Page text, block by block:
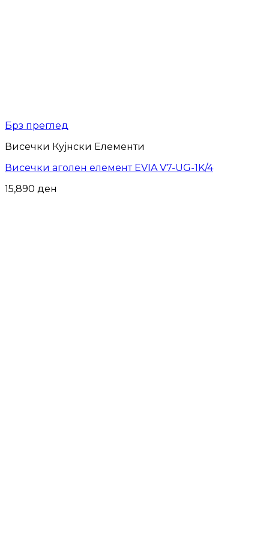
Брз преглед
Висечки Кујнски Елементи
Висечки аголен елемент EVIA V7-UG-1K/4
15,890 ден